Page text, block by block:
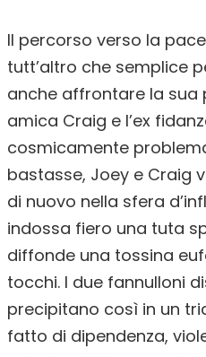
Il percorso verso la
tutt’altro che semplice
anche affrontare la sua
amica Craig e l’ex
cosmicamente
bastasse, Joey e Craig
di nuovo nella sfera
indossa fiero una tuta
diffonde una tossina
tocchi. I due fannulloni
precipitano così in un
fatto di dipendenza,